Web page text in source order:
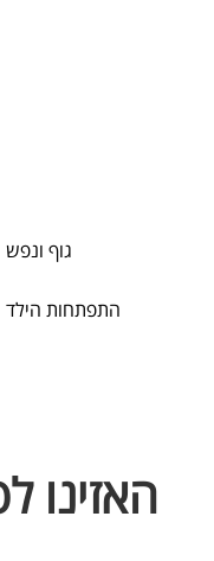
גוף ונפש
התפתחות הילד
האזינו